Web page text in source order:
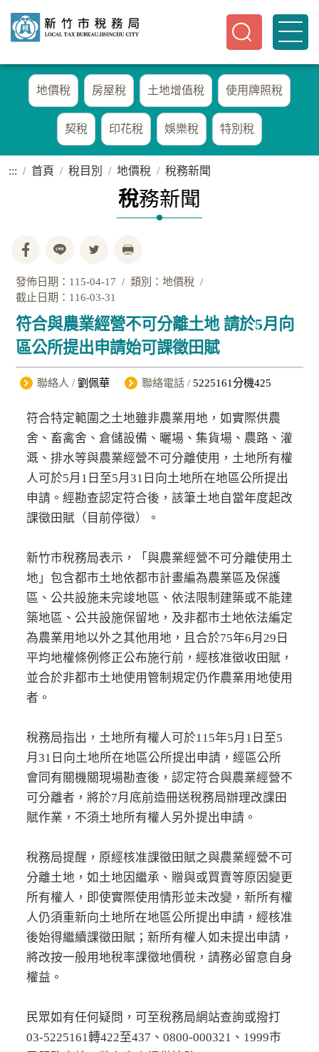
地價稅 房屋稅 土地增值稅 使用牌照稅
契稅 印花稅 娛樂稅 特別稅
::: 首頁 稅目別 地價稅 稅務新聞
稅務新聞
發佈日期：115-04-17
類別：地價稅
截止日期：116-03-31
符合與農業經營不可分離土地 請於5月向
區公所提出申請始可課徵田賦
聯絡人 / 劉佩華 聯絡電話 / 5225161分機425
符合特定範圍之土地雖非農業用地，如實際供農
舍、畜禽舍、倉儲設備、曬場、集貨場、農路、灌
溉、排水等與農業經營不可分離使用，土地所有權
人可於5月1日至5月31日向土地所在地區公所提出
申請。經勘查認定符合後，該筆土地自當年度起改
課徵田賦（目前停徵）。
新竹市稅務局表示，「與農業經營不可分離使用土
地」包含都市土地依都市計畫編為農業區及保護
區、公共設施未完竣地區、依法限制建築或不能建
築地區、公共設施保留地，及非都市土地依法編定
為農業用地以外之其他用地，且合於75年6月29日
平均地權條例修正公布施行前，經核准徵收田賦，
並合於非都市土地使用管制規定仍作農業用地使用
者。
稅務局指出，土地所有權人可於115年5月1日至5
月31日向土地所在地區公所提出申請，經區公所
會同有關機關現場勘查後，認定符合與農業經營不
可分離者，將於7月底前造冊送稅務局辦理改課田
賦作業，不須土地所有權人另外提出申請。
稅務局提醒，原經核准課徵田賦之與農業經營不可
分離土地，如土地因繼承、贈與或買賣等原因變更
所有權人，即使實際使用情形並未改變，新所有權
人仍須重新向土地所在地區公所提出申請，經核准
後始得繼續課徵田賦；新所有權人如未提出申請，
將改按一般用地稅率課徵地價稅，請務必留意自身
權益。
民眾如有任何疑問，可至稅務局網站查詢或撥打
03-5225161轉422至437、0800-000321、1999市